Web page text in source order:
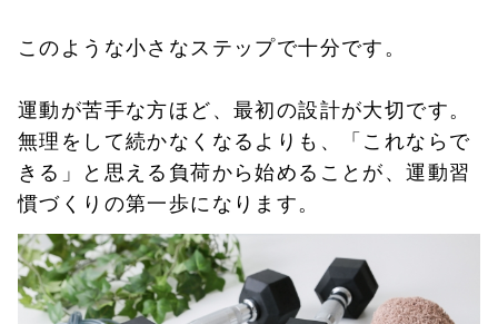
このような小さなステップで十分です。
運動が苦手な方ほど、最初の設計が大切です。
無理をして続かなくなるよりも、「これならで
きる」と思える負荷から始めることが、運動習
慣づくりの第一歩になります。